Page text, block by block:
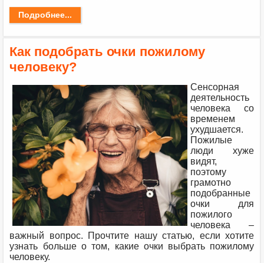
Подробнее...
Как подобрать очки пожилому
человеку?
Сенсорная
деятельность
человека со
временем
ухудшается.
Пожилые
люди хуже
видят,
поэтому
грамотно
подобранные
очки для
пожилого
человека –
важный вопрос. Прочтите нашу статью, если хотите
узнать больше о том, какие очки выбрать пожилому
человеку.